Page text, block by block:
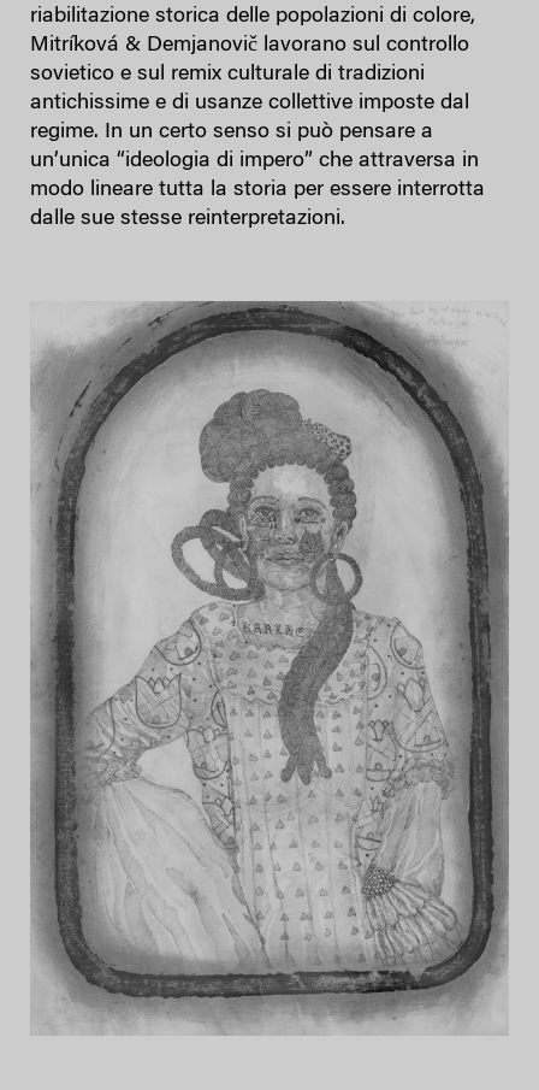
riabilitazione storica delle popolazioni di colore,
Mitríková & Demjanovič lavorano sul controllo
sovietico e sul remix culturale di tradizioni
antichissime e di usanze collettive imposte dal
regime. In un certo senso si può pensare a
un’unica “ideologia di impero” che attraversa in
modo lineare tutta la storia per essere interrotta
dalle sue stesse reinterpretazioni.